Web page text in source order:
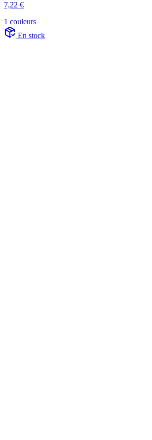
7,22 €
1 couleurs
En stock